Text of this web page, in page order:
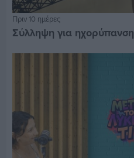
Πριν 10 ημέρες
Σύλληψη για ηχορύπανση